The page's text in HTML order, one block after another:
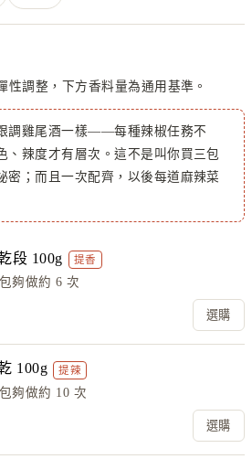
性調整，下方香料量為通用基準。
調雞尾酒一樣——每種辣椒任務不
、辣度才有層次。這不是叫你買三包
密；而且一次配齊，以後每道麻辣菜
段 100g 提香
夠做約6 次
選購
100g 提辣
夠做約 10 次
選購